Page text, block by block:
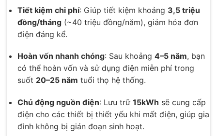
Tiết kiệm chi phí: Giúp tiết kiệm khoảng 3,5 triệu
đồng/tháng(~40 triệu đồng/năm), giảm hóa đơn
điện đáng kể.
Hoàn vốn nhanh chóng: Sau khoảng 4–5 năm, bạn
có thể hoàn vốn và sử dụng điện miễn phí trong
suốt 20–25 năm tuổi thọ hệ thống.
Chủ động nguồn điện: Lưu trữ 15kWh sẽ cung cấp
điện cho các thiết bị thiết yếu khi mất điện, giúp gia
đình không bị gián đoạn sinh hoạt.